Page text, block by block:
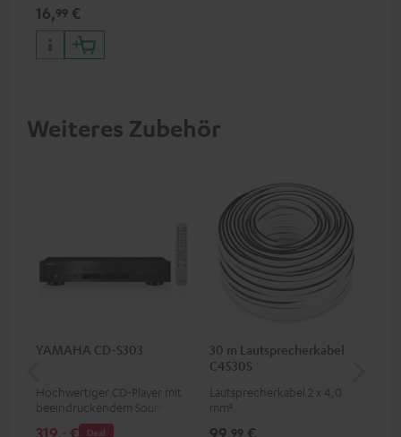
16,99 €
Weiteres Zubehör
YAMAHA CD-S303
Hochwertiger CD-Player mit
beeindruckendem Sound und
wertiger Verarbeitung
Deal
319,‐ €
30 m Lautsprecherkabel
C4530S
Lautsprecherkabel 2 x 4,0
mm²
99,99 €